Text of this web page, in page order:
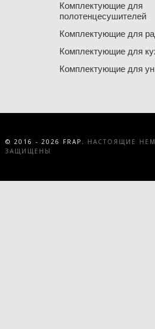
Комплектующие для
полотенцесушителей
Комплектующие для
Комплектующие для
Комплектующие для
© 2016 - 2026 FRAP.
НАСТОЯЩИЕ
ЗАЩИЩЕНЫ